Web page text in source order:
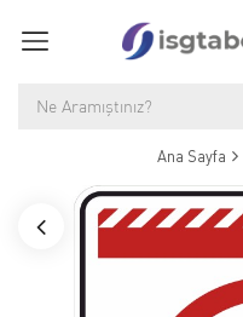
Ana Sayfa